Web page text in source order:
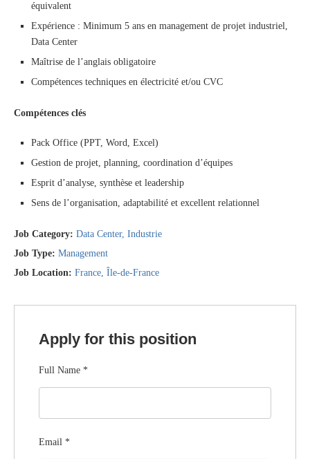
équivalent
Expérience : Minimum 5 ans en management de projet industriel,
Data Center
Maîtrise de l’anglais obligatoire
Compétences techniques en électricité et/ou CVC
Compétences clés
Pack Office (PPT, Word, Excel)
Gestion de projet, planning, coordination d’équipes
Esprit d’analyse, synthèse et leadership
Sens de l’organisation, adaptabilité et excellent relationnel
Job Category: Data Center Industrie
Job Type: Management
Job Location: France Île-de-France
Apply for this position
Full Name *
Email *